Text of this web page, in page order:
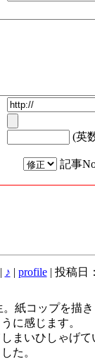
(英
記事
| ♪ | profile| 投稿日
。紙コップを描
に感じます。
まいひしゃげて
た。